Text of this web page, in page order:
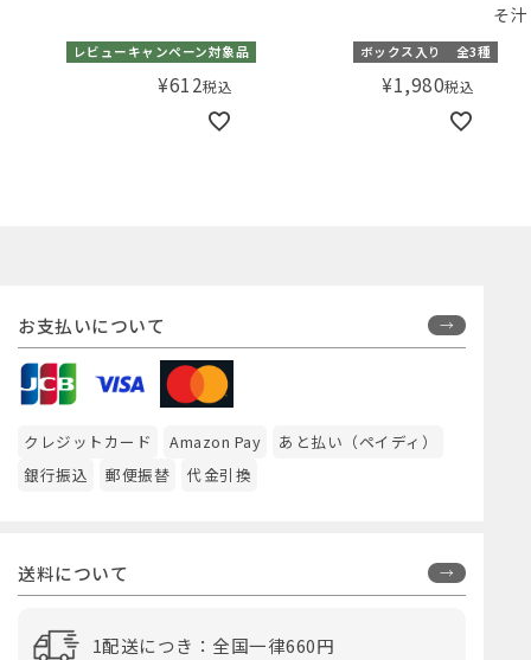
レビューキャンペーン対象品
¥612税込
ボックス入り 全3種
¥1,980税込
そ
お支払いについて
クレジットカード Amazon Pay
あと払い（ペイディ）
銀行振込
郵便振替 代金引換
送料について
1配送につき：全国一律660円